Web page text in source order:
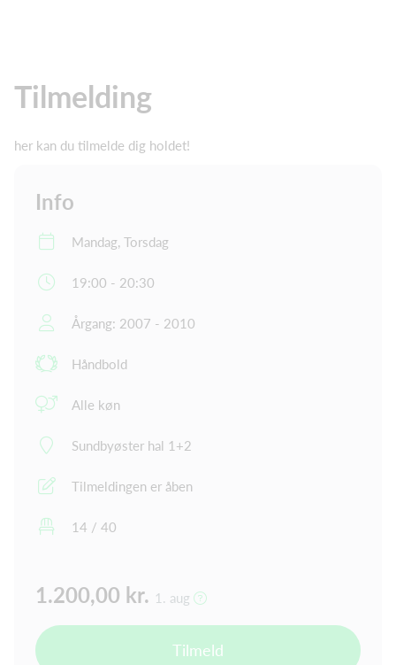
Tilmelding
her kan du tilmelde dig holdet!
Info
Mandag, Torsdag
19:00 - 20:30
Årgang: 2007 - 2010
Håndbold
Alle køn
Sundbyøster hal 1+2
Tilmeldingen er åben
14 / 40
1.200,00 kr. 1. aug
Tilmeld